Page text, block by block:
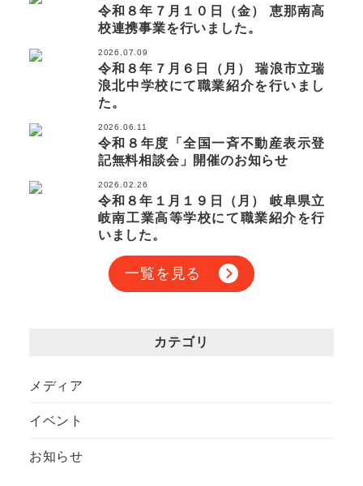
令和８年７月１０日（金） 恵那南高
校連携事業を行いました。
2026.07.09
令和８年７月６日（月） 瑞浪市立瑞
浪北中学校にて職業紹介を行いまし
た。
2026.06.11
令和８年度「全国一斉不動産表示登
記無料相談会」開催のお知らせ
2026.02.26
令和８年１月１９日（月） 岐阜県立
岐南工業高等学校にて職業紹介を行
いました。
一覧を見る
カテゴリ
メディア
イベント
お知らせ